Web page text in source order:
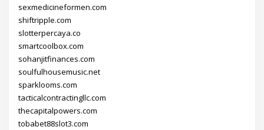
sexmedicineformen.com
shiftripple.com
slotterpercaya.co
smartcoolbox.com
sohanjitfinances.com
soulfulhousemusic.net
sparklooms.com
tacticalcontractingllc.com
thecapitalpowers.com
tobabet88slot3.com